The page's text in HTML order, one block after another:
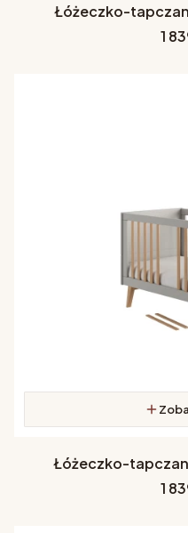
Łóżeczko-
1
Łóżeczko-
1